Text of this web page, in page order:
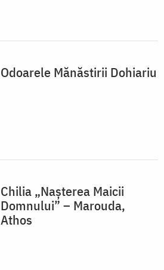
Odoarele Mănăstirii Dohiariu
Chilia „Nașterea Maicii
Domnului” – Marouda,
Athos